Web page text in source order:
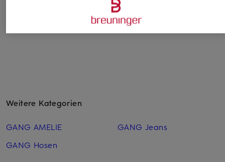
Weitere Kategorien
GANG AMELIE
GANG Hosen
GANG Jeans